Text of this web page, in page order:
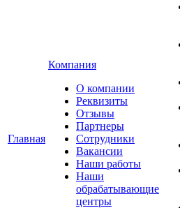
Главная
Компания
О компании
Реквизиты
Отзывы
Партнеры
Сотрудники
Вакансии
Наши работы
Наши
обрабатывающие
центры